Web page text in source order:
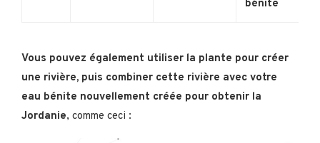
bénite
Vous pouvez également utiliser la plante pour créer
une rivière, puis combiner cette rivière avec votre
eau bénite nouvellement créée pour obtenir la
Jordanie, comme ceci :